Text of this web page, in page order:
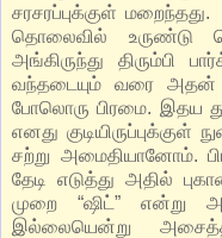
சரசரப்புக்குள்
தொலைவில் உருண்டு
அங்கிருந்து திரும்பி
வந்தடையும் வரை அதன்
போலொரு பிரமை. இதய
எனது குடியிருப்புக்குள்
சற்று அமைதியானோம்.
தேடி எடுத்து அதில்
முறை “ஷிட்” என்று
இல்லையென்று